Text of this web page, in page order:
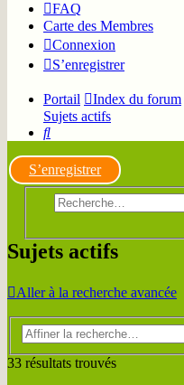
FAQ
Carte des Membres
Connexion
S’enregistrer
Portail Index du forum
Sujets actifs
Rechercher
S’enregistrer
Sujets actifs
Aller à la recherche avancée
33 résultats trouvés